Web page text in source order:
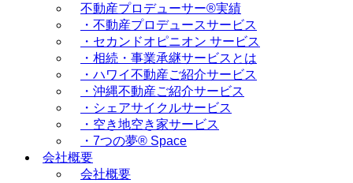
不動産プロデューサー®実績
・不動産プロデュースサービス
・セカンドオピニオン サービス
・相続・事業承継サービスとは
・ハワイ不動産ご紹介サービス
・沖縄不動産ご紹介サービス
・シェアサイクルサービス
・空き地空き家サービス
・7つの夢® Space
会社概要
会社概要